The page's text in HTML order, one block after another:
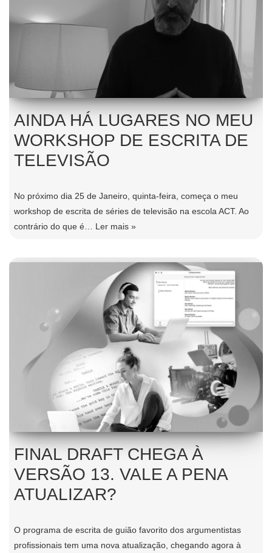
AINDA HÁ LUGARES NO MEU
WORKSHOP DE ESCRITA DE
TELEVISÃO
No próximo dia 25 de Janeiro, quinta-feira, começa o meu
workshop de escrita de séries de televisão na escola ACT. Ao
contrário do que é… Ler mais »
FINAL DRAFT CHEGA À
VERSÃO 13. VALE A PENA
ATUALIZAR?
O programa de escrita de guião favorito dos argumentistas
profissionais tem uma nova atualização, chegando agora à